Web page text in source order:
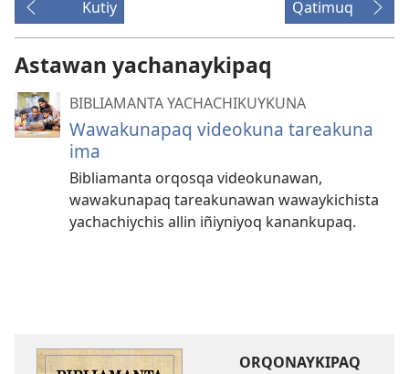
Kutiy Qatimuq
Astawan yachanaykipaq
BIBLIAMANTA YACHACHIKUYKUNA
Wawakunapaq videokuna tareakuna
ima
Bibliamanta orqosqa videokunawan,
wawakunapaq tareakunawan wawaykichista
yachachiychis allin iñiyniyoq kanankupaq.
ORQONAYKIPAQ